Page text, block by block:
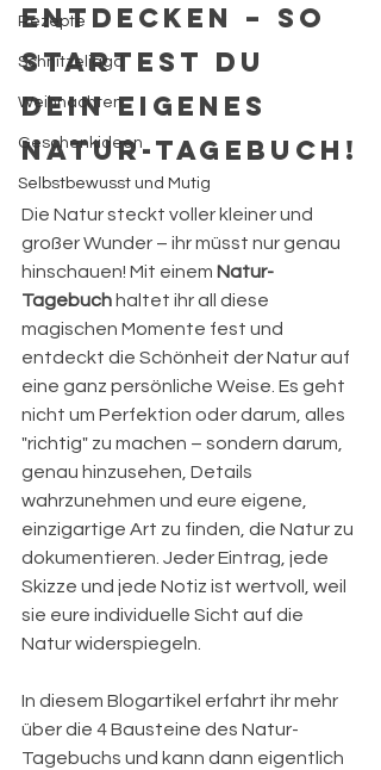
Rezepte
Schnitzeljagd
Weihnachten
Geschenkideen
Selbstbewusst und Mutig
entdecken – So
startest du
dein eigenes
Natur-Tagebuch!
Die Natur steckt voller kleiner und
großer Wunder – ihr müsst nur genau
hinschauen! Mit einem Natur-
Tagebuch haltet ihr all diese
magischen Momente fest und
entdeckt die Schönheit der Natur auf
eine ganz persönliche Weise. Es geht
nicht um Perfektion oder darum, alles
"richtig" zu machen – sondern darum,
genau hinzusehen, Details
wahrzunehmen und eure eigene,
einzigartige Art zu finden, die Natur zu
dokumentieren. Jeder Eintrag, jede
Skizze und jede Notiz ist wertvoll, weil
sie eure individuelle Sicht auf die
Natur widerspiegeln.
In diesem Blogartikel erfahrt ihr mehr
über die 4 Bausteine des Natur-
Tagebuchs und kann dann eigentlich